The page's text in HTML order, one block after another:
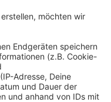
Parkplatz vor der
dafür
Freiwilligen
fünf Meter groß
Laster. So